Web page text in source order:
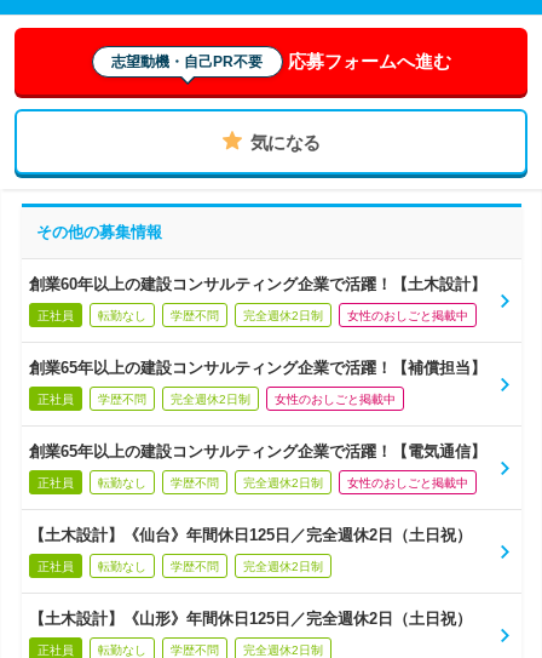
志望動機・自己PR不要 応募フォームへ進む
気になる
その他の募集情報
創業60年以上の建設コンサルティング企業で活躍！【土木設計】
正社員 転勤なし 学歴不問 完全週休2日制 女性のおしごと掲載中
創業65年以上の建設コンサルティング企業で活躍！【補償担当】
正社員 学歴不問 完全週休2日制 女性のおしごと掲載中
創業65年以上の建設コンサルティング企業で活躍！【電気通信】
正社員 転勤なし 学歴不問 完全週休2日制 女性のおしごと掲載中
【土木設計】《仙台》年間休日125日／完全週休2日（土日祝）
正社員 転勤なし 学歴不問 完全週休2日制
【土木設計】《山形》年間休日125日／完全週休2日（土日祝）
正社員 転勤なし 学歴不問 完全週休2日制